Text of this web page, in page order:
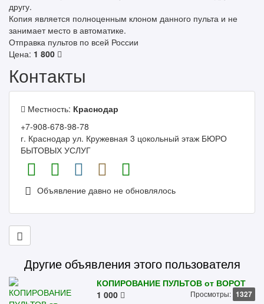
другу.
Копия является полноценным клоном данного пульта и не
занимает место в автоматике.
Отправка пультов по всей России
Цена: 1 800
Контакты
Местность: Краснодар
+7-908-678-98-78
г. Краснодар ул. Кружевная 3 цокольный этаж БЮРО
БЫТОВЫХ УСЛУГ
Объявление давно не обновлялось
Другие объявления этого пользователя
КОПИРОВАНИЕ ПУЛЬТОВ от ВОРОТ
1 000
Просмотры: 1327